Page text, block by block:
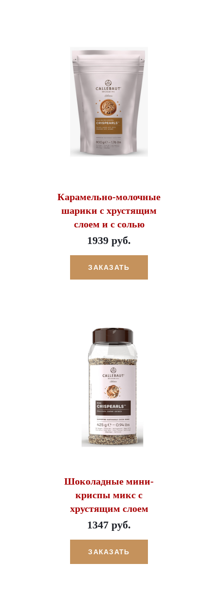
Карамельно-молочные
шарики с хрустящим
слоем и с солью
1939 руб.
ЗАКАЗАТЬ
Шоколадные мини-
криспы микс с
хрустящим слоем
1347 руб.
ЗАКАЗАТЬ